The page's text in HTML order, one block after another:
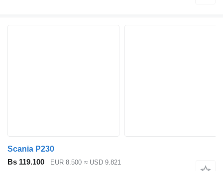
Scania P230
Bs 119.100
EUR 8.500 ≈ USD 9.821